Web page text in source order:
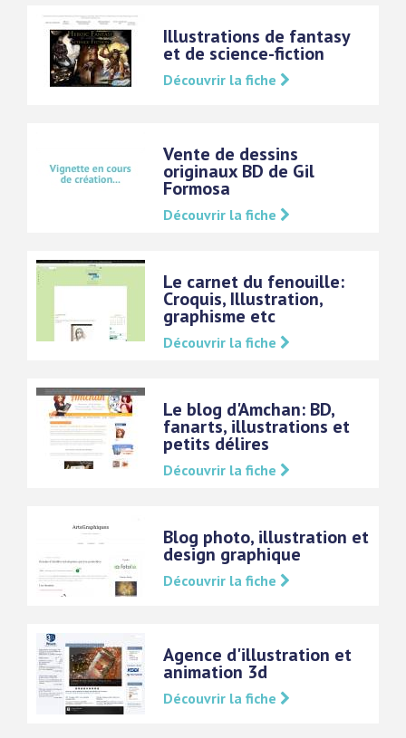
Illustrations de fantasy
et de science-fiction
Découvrir la fiche
Vente de dessins
originaux BD de Gil
Formosa
Découvrir la fiche
Le carnet du fenouille:
Croquis, Illustration,
graphisme etc
Découvrir la fiche
Le blog d'Amchan: BD,
fanarts, illustrations et
petits délires
Découvrir la fiche
Blog photo, illustration et
design graphique
Découvrir la fiche
Agence d'illustration et
animation 3d
Découvrir la fiche